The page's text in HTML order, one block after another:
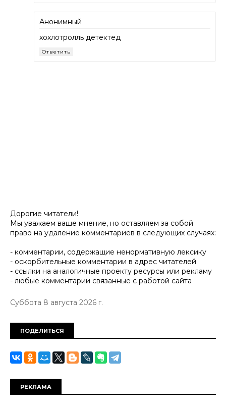
Анонимный
хохлотролль детектед
Ответить
Дорогие читатели!
Мы уважаем ваше мнение, но оставляем за собой
право на удаление комментариев в следующих случаях:
- комментарии, содержащие ненормативную лексику
- оскорбительные комментарии в адрес читателей
- ссылки на аналогичные проекту ресурсы или рекламу
- любые комментарии связанные с работой сайта
Суббота 8 августа 2026 г.
ПОДЕЛИТЬСЯ
РЕКЛАМА